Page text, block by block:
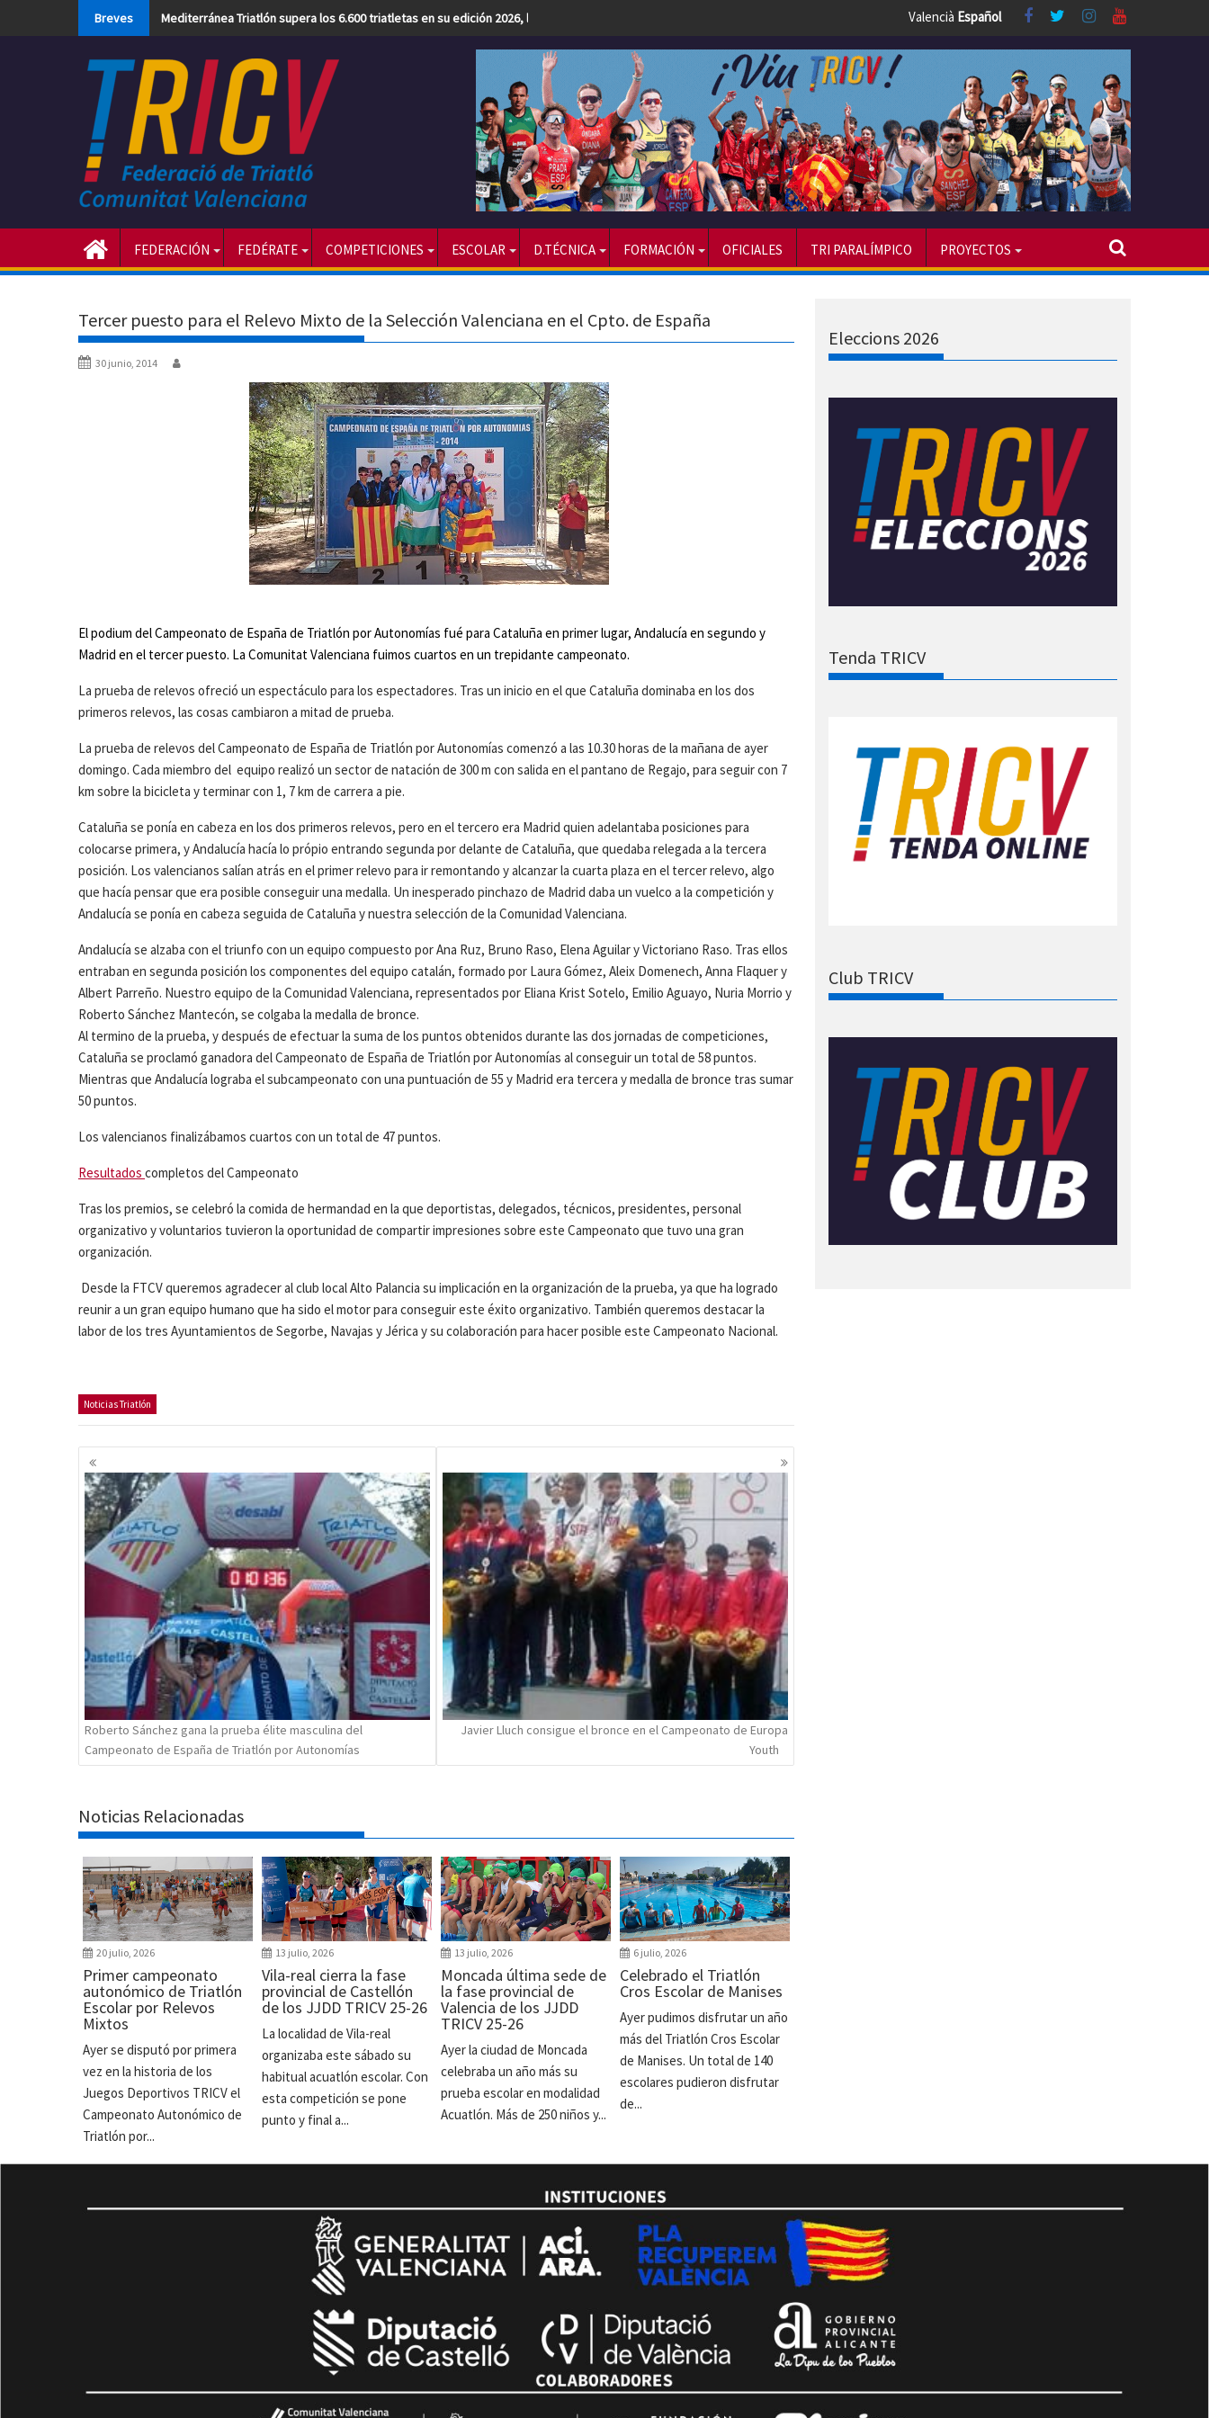
Breves Mediterránea Triatlón supera los 6.600 triatletas en su edición 2026, la más numerosa hasta la fecha Valencià Español
FEDERACIÓN FEDÉRATE COMPETICIONES ESCOLAR D.TÉCNICA FORMACIÓN OFICIALES TRI PARALÍMPICO PROYECTOS
Tercer puesto para el Relevo Mixto de la Selección Valenciana en el Cpto. de España
30 junio, 2014
El podium del Campeonato de España de Triatlón por Autonomías fué para Cataluña en primer lugar, Andalucía en segundo y
Madrid en el tercer puesto. La Comunitat Valenciana fuimos cuartos en un trepidante campeonato.
La prueba de relevos ofreció un espectáculo para los espectadores. Tras un inicio en el que Cataluña dominaba en los dos
primeros relevos, las cosas cambiaron a mitad de prueba.
La prueba de relevos del Campeonato de España de Triatlón por Autonomías comenzó a las 10.30 horas de la mañana de ayer
domingo. Cada miembro del equipo realizó un sector de natación de 300 m con salida en el pantano de Regajo, para seguir con 7
km sobre la bicicleta y terminar con 1, 7 km de carrera a pie.
Cataluña se ponía en cabeza en los dos primeros relevos, pero en el tercero era Madrid quien adelantaba posiciones para
colocarse primera, y Andalucía hacía lo própio entrando segunda por delante de Cataluña, que quedaba relegada a la tercera
posición. Los valencianos salían atrás en el primer relevo para ir remontando y alcanzar la cuarta plaza en el tercer relevo, algo
que hacía pensar que era posible conseguir una medalla. Un inesperado pinchazo de Madrid daba un vuelco a la competición y
Andalucía se ponía en cabeza seguida de Cataluña y nuestra selección de la Comunidad Valenciana.
Andalucía se alzaba con el triunfo con un equipo compuesto por Ana Ruz, Bruno Raso, Elena Aguilar y Victoriano Raso. Tras ellos
entraban en segunda posición los componentes del equipo catalán, formado por Laura Gómez, Aleix Domenech, Anna Flaquer y
Albert Parreño. Nuestro equipo de la Comunidad Valenciana, representados por Eliana Krist Sotelo, Emilio Aguayo, Nuria Morrio y
Roberto Sánchez Mantecón, se colgaba la medalla de bronce.
Al termino de la prueba, y después de efectuar la suma de los puntos obtenidos durante las dos jornadas de competiciones,
Cataluña se proclamó ganadora del Campeonato de España de Triatlón por Autonomías al conseguir un total de 58 puntos.
Mientras que Andalucía lograba el subcampeonato con una puntuación de 55 y Madrid era tercera y medalla de bronce tras sumar
50 puntos.
Los valencianos finalizábamos cuartos con un total de 47 puntos.
Resultados completos del Campeonato
Tras los premios, se celebró la comida de hermandad en la que deportistas, delegados, técnicos, presidentes, personal
organizativo y voluntarios tuvieron la oportunidad de compartir impresiones sobre este Campeonato que tuvo una gran
organización.
Desde la FTCV queremos agradecer al club local Alto Palancia su implicación en la organización de la prueba, ya que ha logrado
reunir a un gran equipo humano que ha sido el motor para conseguir este éxito organizativo. También queremos destacar la
labor de los tres Ayuntamientos de Segorbe, Navajas y Jérica y su colaboración para hacer posible este Campeonato Nacional.
Noticias Triatlón
Navegación
de
entradas
Roberto Sánchez gana la prueba élite masculina del
Campeonato de España de Triatlón por Autonomías
Javier Lluch consigue el bronce en el Campeonato de Europa
Youth
Noticias Relacionadas
20 julio, 2026
Primer campeonato
autonómico de Triatlón
Escolar por Relevos
Mixtos
Ayer se disputó por primera
vez en la historia de los
Juegos Deportivos TRICV el
Campeonato Autonómico de
Triatlón por...
13 julio, 2026
Vila-real cierra la fase
provincial de Castellón
de los JJDD TRICV 25-26
La localidad de Vila-real
organizaba este sábado su
habitual acuatlón escolar. Con
esta competición se pone
punto y final a...
13 julio, 2026
Moncada última sede de
la fase provincial de
Valencia de los JJDD
TRICV 25-26
Ayer la ciudad de Moncada
celebraba un año más su
prueba escolar en modalidad
Acuatlón. Más de 250 niños y...
6 julio, 2026
Celebrado el Triatlón
Cros Escolar de Manises
Ayer pudimos disfrutar un año
más del Triatlón Cros Escolar
de Manises. Un total de 140
escolares pudieron disfrutar
de...
Eleccions 2026
Tenda TRICV
Club TRICV